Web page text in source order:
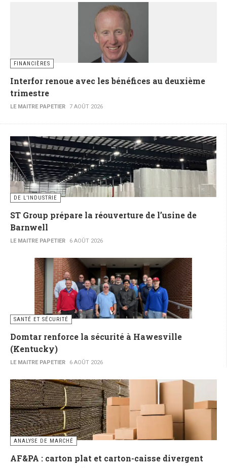
FINANCIÈRES
Interfor renoue avec les bénéfices au deuxième
trimestre
LE MAITRE PAPETIER 7 AOÛT 2026
DE L’INDUSTRIE
ST Group prépare la réouverture de l’usine de
Barnwell
LE MAITRE PAPETIER 6 AOÛT 2026
SANTÉ ET SÉCURITÉ
Domtar renforce la sécurité à Hawesville
(Kentucky)
LE MAITRE PAPETIER 6 AOÛT 2026
ANALYSE DE MARCHÉ
AF&PA : carton plat et carton-caisse divergent